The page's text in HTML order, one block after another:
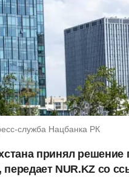
служба Нацбанка РК
принял решение
передает NUR.KZ со